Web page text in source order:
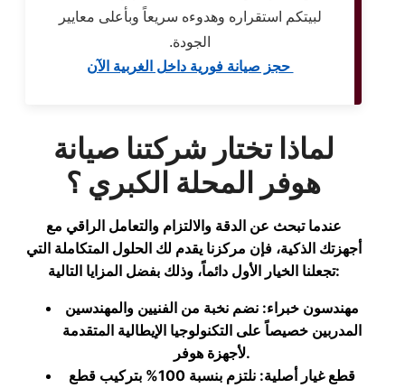
لبيتكم استقراره وهدوءه سريعاً وبأعلى معايير
الجودة.
حجز صيانة فورية داخل الغربية الآن
لماذا تختار شركتنا صيانة
هوفر المحلة الكبري ؟
عندما تبحث عن الدقة والالتزام والتعامل الراقي مع
أجهزتك الذكية، فإن مركزنا يقدم لك الحلول المتكاملة التي
تجعلنا الخيار الأول دائماً، وذلك بفضل المزايا التالية:
مهندسون خبراء: نضم نخبة من الفنيين والمهندسين
المدربين خصيصاً على التكنولوجيا الإيطالية المتقدمة
لأجهزة هوفر.
قطع غيار أصلية: نلتزم بنسبة 100% بتركيب قطع